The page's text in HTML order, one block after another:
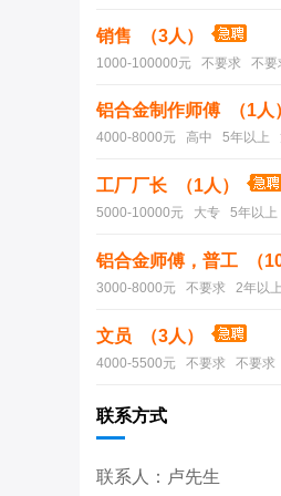
销售 （3人）
1000-100000元 不要求 不要
铝合金制作师傅 （1人
4000-8000元 高中 5年以上
工厂厂长 （1人）
5000-10000元 大专 5年以上
铝合金师傅，普工 （
3000-8000元 不要求 2年以
文员 （3人）
4000-5500元 不要求 不要求
联系方式
联系人：卢先生